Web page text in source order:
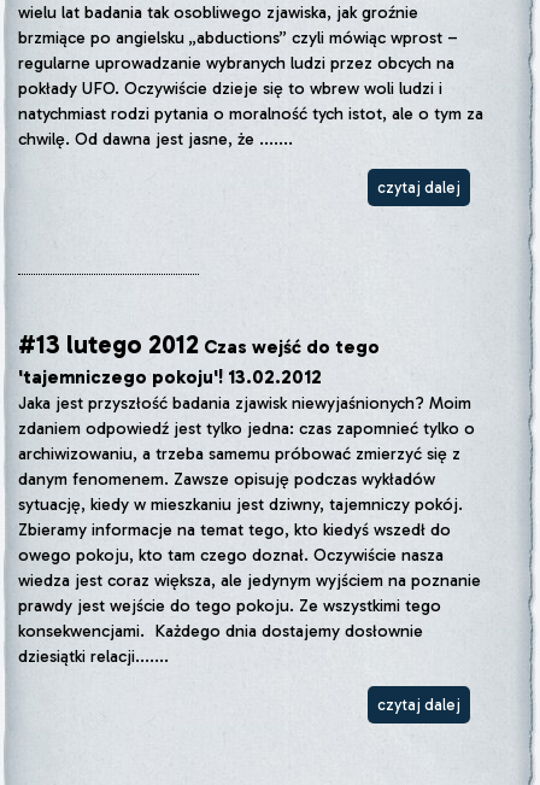
wielu lat badania tak osobliwego zjawiska, jak groźnie
brzmiące po angielsku „abductions” czyli mówiąc wprost –
regularne uprowadzanie wybranych ludzi przez obcych na
pokłady UFO. Oczywiście dzieje się to wbrew woli ludzi i
natychmiast rodzi pytania o moralność tych istot, ale o tym za
chwilę. Od dawna jest jasne, że .......
czytaj dalej
#13 lutego 2012 Czas wejść do tego
'tajemniczego pokoju'! 13.02.2012
Jaka jest przyszłość badania zjawisk niewyjaśnionych? Moim
zdaniem odpowiedź jest tylko jedna: czas zapomnieć tylko o
archiwizowaniu, a trzeba samemu próbować zmierzyć się z
danym fenomenem. Zawsze opisuję podczas wykładów
sytuację, kiedy w mieszkaniu jest dziwny, tajemniczy pokój.
Zbieramy informacje na temat tego, kto kiedyś wszedł do
owego pokoju, kto tam czego doznał. Oczywiście nasza
wiedza jest coraz większa, ale jedynym wyjściem na poznanie
prawdy jest wejście do tego pokoju. Ze wszystkimi tego
konsekwencjami. Każdego dnia dostajemy dosłownie
dziesiątki relacji.......
czytaj dalej